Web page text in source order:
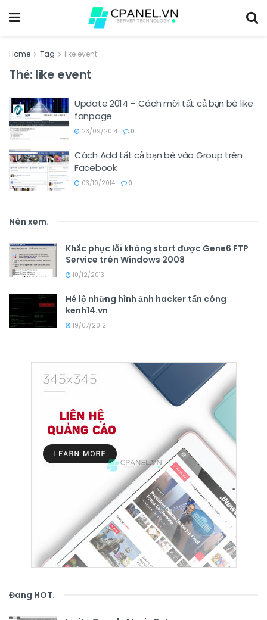
Home Tag like event
Thẻ: like event
Update 2014 – Cách mời tất cả bạn bè like
fanpage
23/09/2014 0
Cách Add tất cả bạn bè vào Group trên
Facebook
03/10/2014 0
Nên xem.
Khắc phục lỗi không start được Gene6 FTP
Service trên Windows 2008
10/12/2013
Hé lộ những hình ảnh hacker tấn công
kenh14.vn
19/07/2012
Đang HOT.